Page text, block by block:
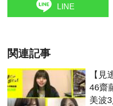
LINE
関連記事
【
46齋
美波